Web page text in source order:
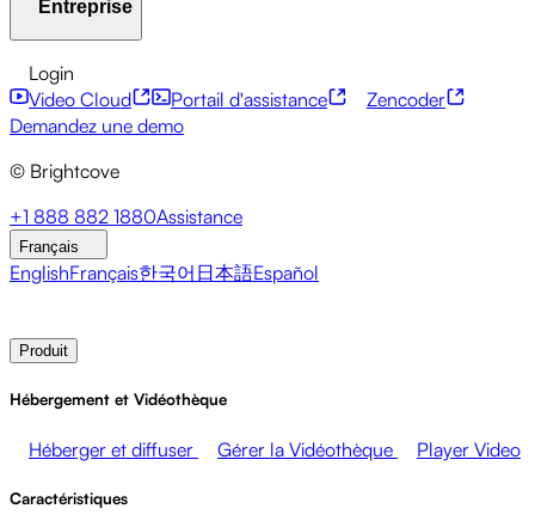
API pour développeurs
Monétisation du contenu
Services mondiaux
Intégrations
Intégrations sociales
Services financiers
Événements en direct
Marketing
Monétiser vos médias
Ventes
Soutenir les employés
Diffuseurs Santé et Pharmacie
médiatique
Réseaux médiatiques
détail
Entreprises technologiques
Documentation produit
Entreprise
À propos de Brightcove
Salle de presse Newsletter
Login
Video Cloud
Portail d'assistance
Zencoder
Demandez une demo
© Brightcove
+1 888 882 1880Assistance
Français
EnglishFrançais한국어 日本語Español
Produit
Hébergement et Vidéothèque
Héberger et diffuser Gérer la Vidéothèque Player Video
Caractéristiques